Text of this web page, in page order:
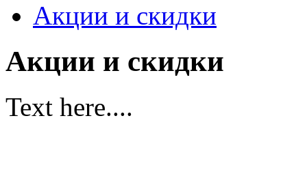
Акции и скидки
Акции и скидки
Text here....